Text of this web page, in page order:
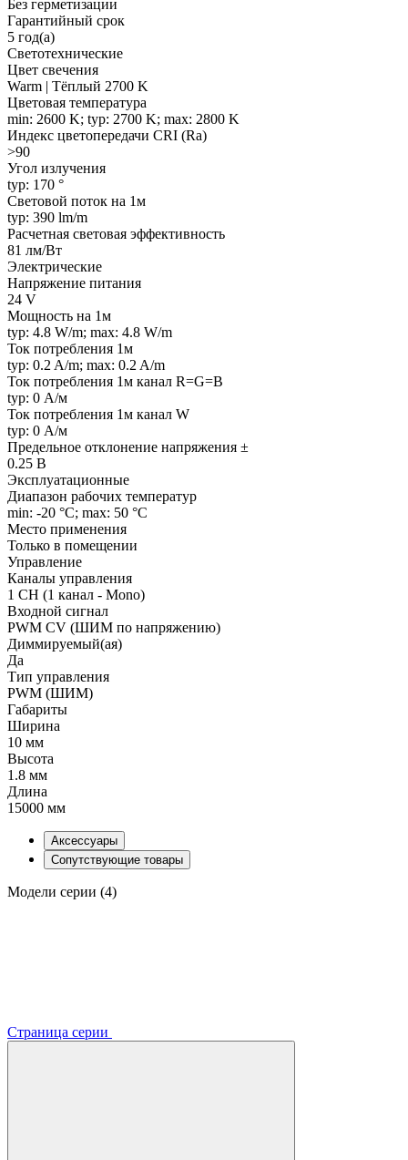
Без герметизации
Гарантийный срок
5 год(а)
Светотехнические
Цвет свечения
Warm | Тёплый 2700 K
Цветовая температура
min: 2600 K; typ: 2700 K; max: 2800 K
Индекс цветопередачи CRI (Ra)
>90
Угол излучения
typ: 170 °
Световой поток на 1м
typ: 390 lm/m
Расчетная световая эффективность
81 лм/Вт
Электрические
Напряжение питания
24 V
Мощность на 1м
typ: 4.8 W/m; max: 4.8 W/m
Ток потребления 1м
typ: 0.2 A/m; max: 0.2 A/m
Ток потребления 1м канал R=G=B
typ: 0 А/м
Ток потребления 1м канал W
typ: 0 А/м
Предельное отклонение напряжения ±
0.25 В
Эксплуатационные
Диапазон рабочих температур
min: -20 °C; max: 50 °C
Место применения
Только в помещении
Управление
Каналы управления
1 CH (1 канал - Mono)
Входной сигнал
PWM СV (ШИМ по напряжению)
Диммируемый(ая)
Да
Тип управления
PWM (ШИМ)
Габариты
Ширина
10 мм
Высота
1.8 мм
Длина
15000 мм
Аксессуары
Сопутствующие товары
Модели серии (4)
Страница серии